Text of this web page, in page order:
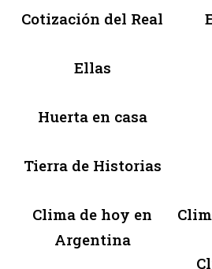
Cotización del Real
Ellas
Huerta en casa
Tierra de Historias
Clima de hoy en
Argentina